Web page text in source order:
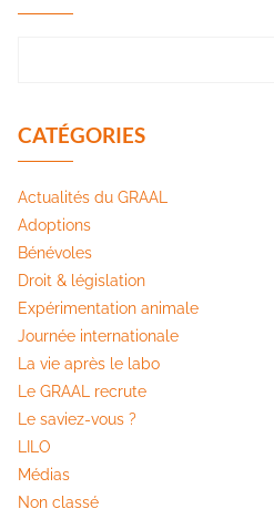
CATÉGORIES
Actualités du GRAAL
Adoptions
Bénévoles
Droit & législation
Expérimentation animale
Journée internationale
La vie après le labo
Le GRAAL recrute
Le saviez-vous ?
LILO
Médias
Non classé